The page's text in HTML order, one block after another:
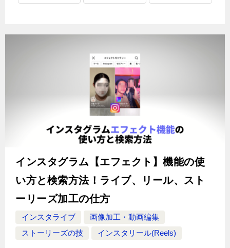
インスタグラム【エフェクト】機能の使
い方と検索方法！ライブ、リール、スト
ーリーズ加工の仕方
インスタライブ
画像加工・動画編集
ストーリーズの技
インスタリール(Reels)